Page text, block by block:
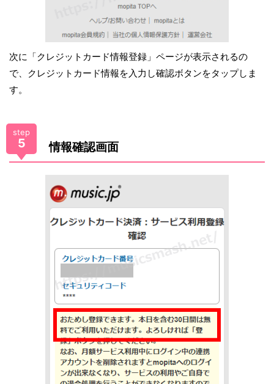
次に「クレジットカード情報登録」ページが表示されるの
で、クレジットカード情報を入力し確認ボタンをタップしま
す。
step
5 情報確認画面